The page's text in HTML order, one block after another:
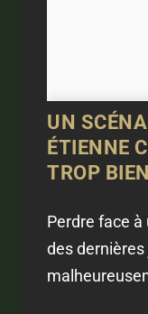
UN
ÉTIENNE
TROP BIEN
Perdre face
des